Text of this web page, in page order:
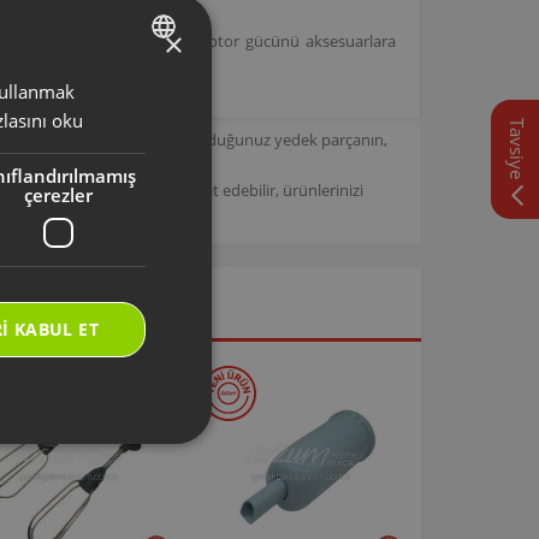
setleri ile uyumlu olup, motor gücünü aksesuarlara
tasarlanmıştır. Seçmiş olduğunuz yedek parçanın,
Arzum Destek Sitemizi ziyaret edebilir, ürünlerinizi
Tavsiye
×
oku
çerezler
KABUL ET